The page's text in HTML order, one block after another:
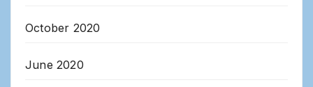
October 2020
June 2020